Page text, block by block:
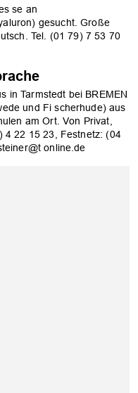
se an
gesucht. Große
Tel. (01 79) 7 53 70
in Tarmstedt bei BREMEN
und Fi­ scherhude) aus
am Ort. Von Privat,
4 22 15 23, Festnetz: (04
­online.de